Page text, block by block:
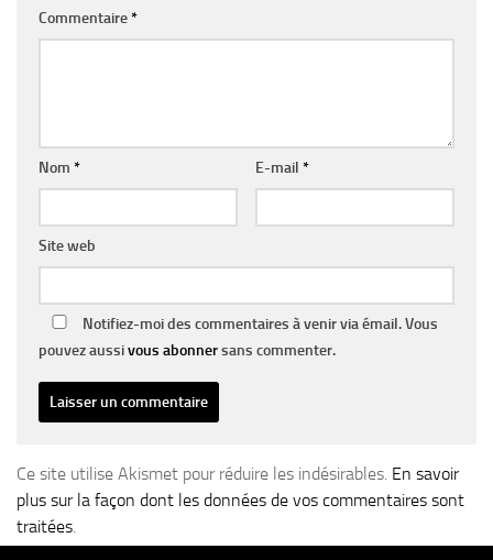
Commentaire*
Nom * E-mail *
Site web
Notifiez-moi des commentaires à venir via émail. Vous
pouvez aussivous abonnersans commenter.
Ce site utilise Akismet pour réduire les indésirables. En savoir
plus sur la façon dont les données de vos commentaires sont
traitées.